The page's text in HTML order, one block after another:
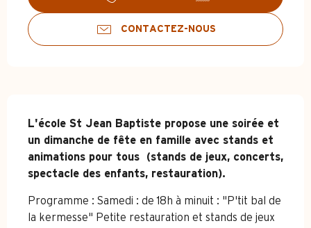
CONTACTEZ-NOUS
L'école St Jean Baptiste propose une soirée et
un dimanche de fête en famille avec stands et
animations pour tous  (stands de jeux, concerts,
spectacle des enfants, restauration).
Programme : Samedi : de 18h à minuit : "P'tit bal de
la kermesse" Petite restauration et stands de jeux